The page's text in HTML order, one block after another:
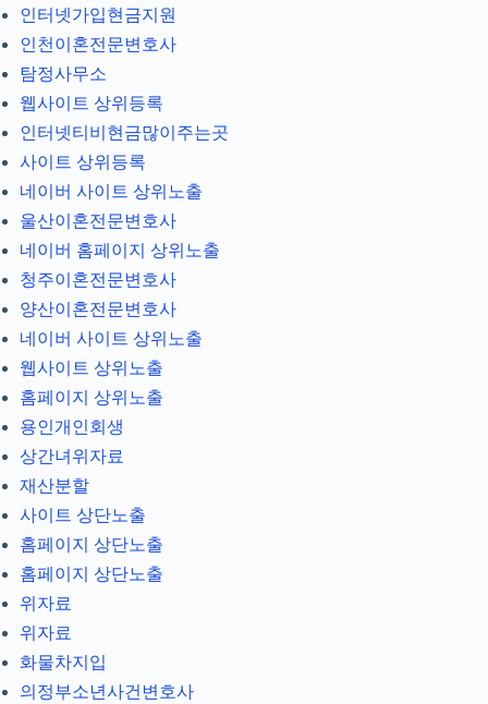
인터넷가입현금지원
인천이혼전문변호사
탐정사무소
웹사이트 상위등록
인터넷티비현금많이주는곳
사이트 상위등록
네이버 사이트 상위노출
울산이혼전문변호사
네이버 홈페이지 상위노출
청주이혼전문변호사
양산이혼전문변호사
네이버 사이트 상위노출
웹사이트 상위노출
홈페이지 상위노출
용인개인회생
상간녀위자료
재산분할
사이트 상단노출
홈페이지 상단노출
홈페이지 상단노출
위자료
위자료
화물차지입
의정부소년사건변호사